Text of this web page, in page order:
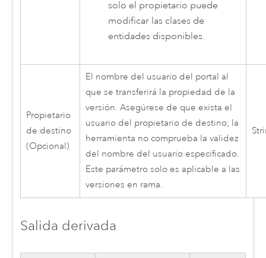
solo el propietario puede
modificar las clases de
entidades disponibles.
Propietario
de destino
(Opcional)
El nombre del usuario del portal al
que se transferirá la propiedad de la
versión. Asegúrese de que exista el
usuario del propietario de destino; la
herramienta no comprueba la validez
del nombre del usuario especificado.
Este parámetro solo es aplicable a las
versiones en rama.
Salida derivada